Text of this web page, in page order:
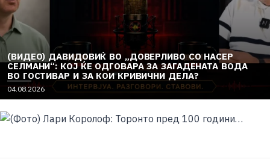
(ВИДЕО) ДАВИДОВИЌ ВО „ДОВЕРЛИВО СО НАСЕР
СЕЛМАНИ“: КОЈ ЌЕ ОДГОВАРА ЗА ЗАГАДЕНАТА ВОДА
ВО ГОСТИВАР И ЗА КОИ КРИВИЧНИ ДЕЛА?
04.08.2026